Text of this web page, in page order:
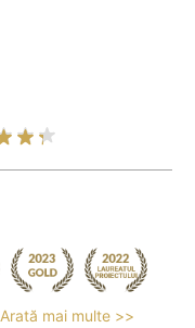
Arată mai multe >>